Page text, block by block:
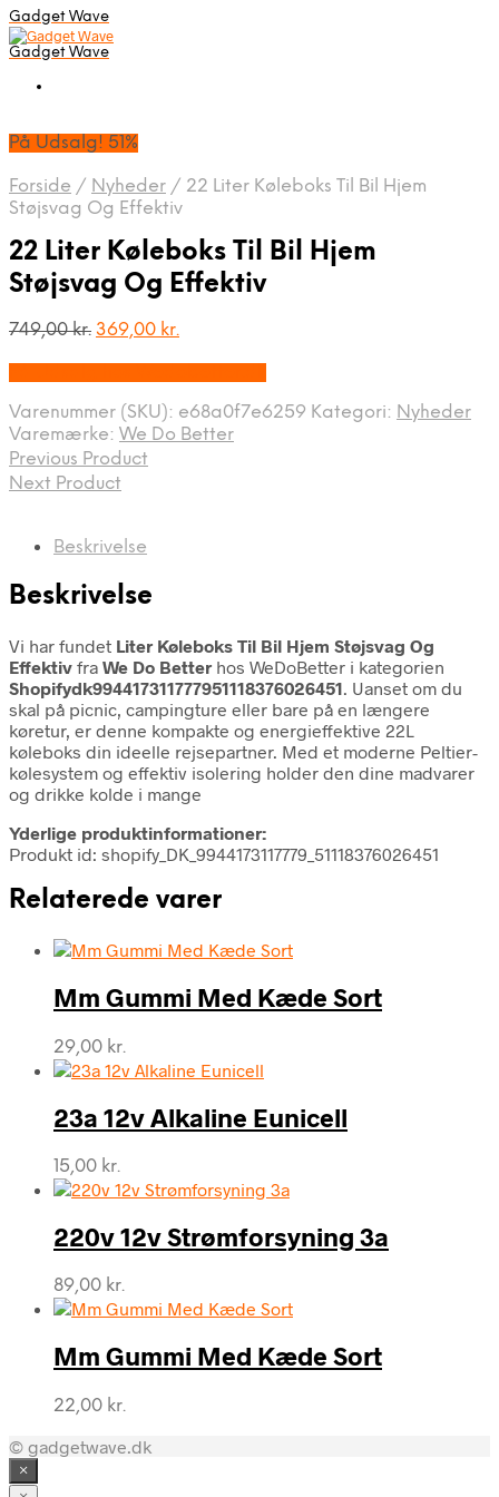
Gadget Wave
Gadget Wave
På Udsalg! 51%
Forside / Nyheder / 22 Liter Køleboks Til Bil Hjem
Støjsvag Og Effektiv
22 Liter Køleboks Til Bil Hjem
Støjsvag Og Effektiv
749,00kr. Den
749,00 kr..
369,00 kr.Den
369,00 kr..
Varenummer (SKU): e68a0f7e6259 Kategori: Nyheder
Varemærke: We Do Better
Previous Product
Next Product
Beskrivelse
Beskrivelse
Vi har fundet Liter Køleboks Til Bil Hjem Støjsvag Og
Effektiv fra We Do Better hos WeDoBetter i kategorien
Shopifydk994417311777951118376026451. Uanset om du
skal på picnic, campingture eller bare på en længere
køretur, er denne kompakte og energieffektive 22L
køleboks din ideelle rejsepartner. Med et moderne Peltier-
kølesystem og effektiv isolering holder den dine madvarer
og drikke kolde i mange
Yderlige produktinformationer:
Produkt id: shopify_DK_9944173117779_51118376026451
Relaterede varer
Mm Gummi Med Kæde Sort
29,00 kr.
23a 12v Alkaline Eunicell
15,00 kr.
220v 12v Strømforsyning 3a
89,00 kr.
Mm Gummi Med Kæde Sort
22,00 kr.
© gadgetwave.dk
×